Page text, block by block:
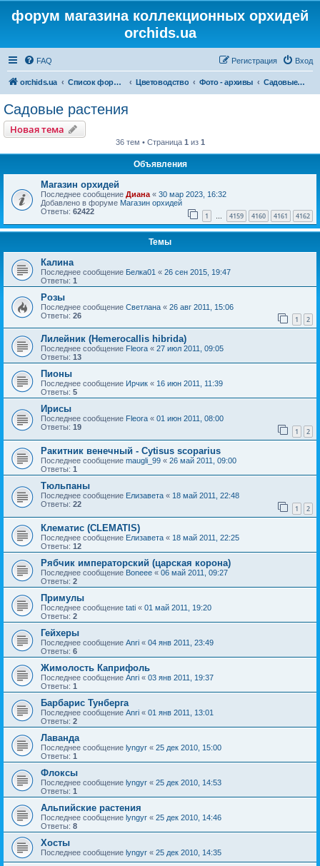
форум магазина коллекционных орхидей
orchids.ua
FAQ Вход
Регистрация
orchids.ua Список форумов Цветоводство Фото - архивы Садовые растения
Садовые растения
Новая тема
36 тем • Страница 1 из 1
Объявления
Магазин орхидей
Последнее сообщение Диана « 30 мар 2023, 16:32
Добавлено в форуме Магазин орхидей
Ответы: 62422 1 … 4159 4160 4161 4162
Темы
Калина
Последнее сообщение Белка01 « 26 сен 2015, 19:47
Ответы: 1
Розы
Последнее сообщение Светлана « 26 авг 2011, 15:06
Ответы: 26 1 2
Лилейник (Hemerocallis hibrida)
Последнее сообщение Fleora « 27 июл 2011, 09:05
Ответы: 13
Пионы
Последнее сообщение Ирчик « 16 июн 2011, 11:39
Ответы: 5
Ирисы
Последнее сообщение Fleora « 01 июн 2011, 08:00
Ответы: 19 1 2
Ракитник венечный - Cytisus scoparius
Последнее сообщение maugli_99 « 26 май 2011, 09:00
Ответы: 1
Тюльпаны
Последнее сообщение Елизавета « 18 май 2011, 22:48
Ответы: 22 1 2
Клематис (CLEMATIS)
Последнее сообщение Елизавета « 18 май 2011, 22:25
Ответы: 12
Рябчик императорский (царская корона)
Последнее сообщение Boneee « 06 май 2011, 09:27
Ответы: 2
Примулы
Последнее сообщение tati « 01 май 2011, 19:20
Ответы: 2
Гейхеры
Последнее сообщение Anri « 04 янв 2011, 23:49
Ответы: 6
Жимолость Каприфоль
Последнее сообщение Anri « 03 янв 2011, 19:37
Ответы: 1
Барбарис Тунберга
Последнее сообщение Anri « 01 янв 2011, 13:01
Ответы: 2
Лаванда
Последнее сообщение lyngyr « 25 дек 2010, 15:00
Ответы: 1
Флоксы
Последнее сообщение lyngyr « 25 дек 2010, 14:53
Ответы: 1
Альпийские растения
Последнее сообщение lyngyr « 25 дек 2010, 14:46
Ответы: 8
Хосты
Последнее сообщение lyngyr « 25 дек 2010, 14:35